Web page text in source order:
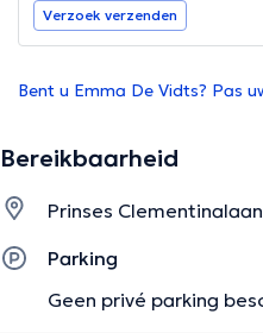
Verzoek verzenden
Bent u Emma De Vidts? Pas
Bereikbaarheid
Prinses
Parking
Geen privé parking